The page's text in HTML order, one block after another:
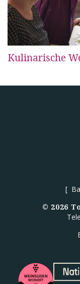
Kulinarische
© 2026